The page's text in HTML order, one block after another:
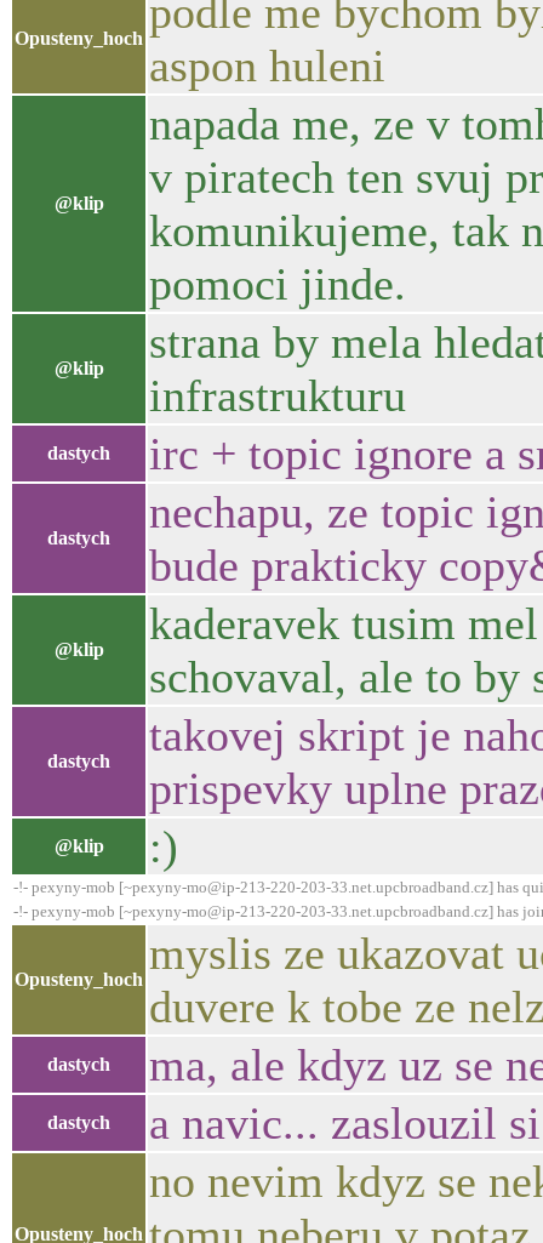
Opusteny_hoch
podle me bychom
aspon huleni
@klip
napada me, ze v
v piratech ten svuj
komunikujeme, tak
pomoci jinde.
@klip
strana by mela
infrastrukturu
dastych irc + topic ignore a
dastych
nechapu, ze topic
bude prakticky
@klip
kaderavek tusim
schovaval, ale to
dastych
takovej skript je
prispevky uplne
@klip :)
-!- pexyny-mob [~pexyny-mo@ip-213-220-203-33.net.upcbroadband.cz] has
-!- pexyny-mob [~pexyny-mo@ip-213-220-203-33.net.upcbroadband.cz] has
Opusteny_hoch
myslis ze ukazovat
duvere k tobe ze
dastych ma, ale kdyz uz se
dastych a navic... zaslouzil
Opusteny_hoch
no nevim kdyz se